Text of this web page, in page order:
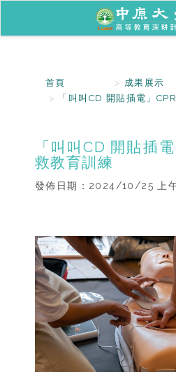
首頁 成果展示
「叫叫CD 開貼插電」
「叫叫CD 開貼插
救教育訓練
發佈日期： 2024/10/25 上